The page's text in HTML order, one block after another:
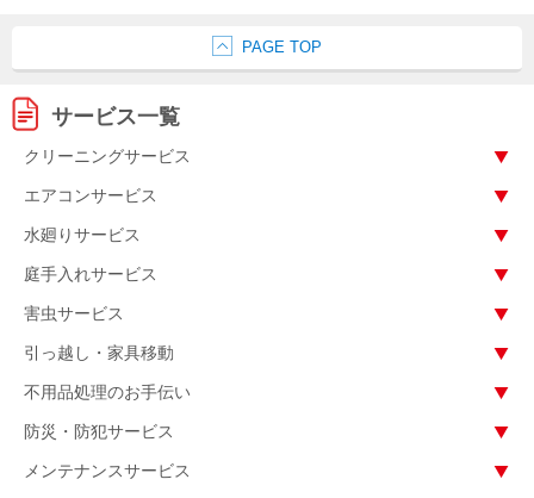
PAGE TOP
サービス一覧
クリーニングサービス
エアコンサービス
水廻りサービス
庭手入れサービス
害虫サービス
引っ越し・家具移動
不用品処理のお手伝い
防災・防犯サービス
メンテナンスサービス